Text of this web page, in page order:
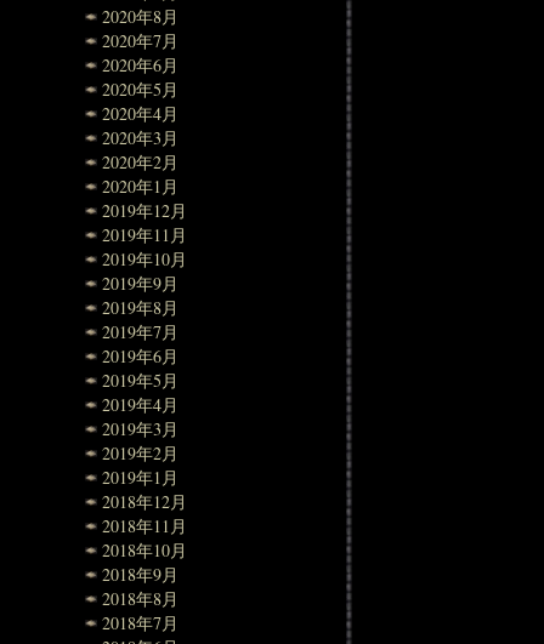
2020年8月
2020年7月
2020年6月
2020年5月
2020年4月
2020年3月
2020年2月
2020年1月
2019年12月
2019年11月
2019年10月
2019年9月
2019年8月
2019年7月
2019年6月
2019年5月
2019年4月
2019年3月
2019年2月
2019年1月
2018年12月
2018年11月
2018年10月
2018年9月
2018年8月
2018年7月